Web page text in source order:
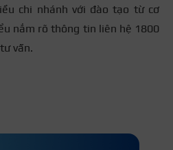
chi nhánh với đào tạo từ cơ
nắm rõ thông tin liên hệ 1800
vấn.